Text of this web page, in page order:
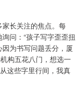
长关注的焦点。每
问：“孩子写字歪歪扭
为书写问题丢分，厦
构五花八门，想选一
这些字里行间，我真